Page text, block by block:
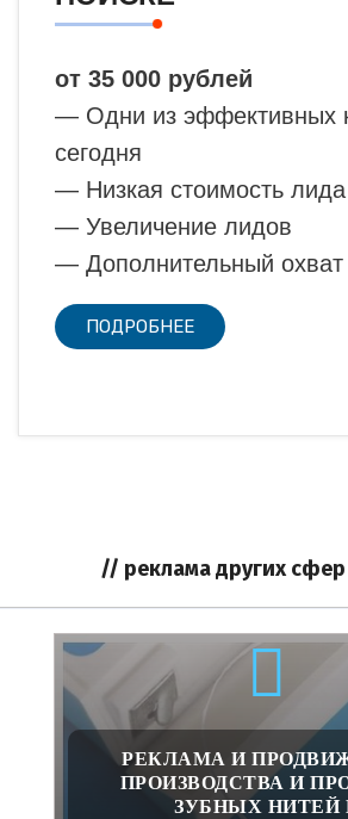
от 35 000 рублей
— Одни из эффективных
сегодня
— Низкая стоимость лида
— Увеличение лидов
— Дополнительный охват
ПОДРОБНЕЕ
// реклама других сфер
РЕКЛАМА И
ПРОИЗВОДСТВА И
ЗУБНЫХ НИТЕЙ